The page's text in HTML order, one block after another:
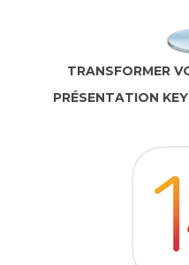
TRANSFORMER
PRÉSENTATION